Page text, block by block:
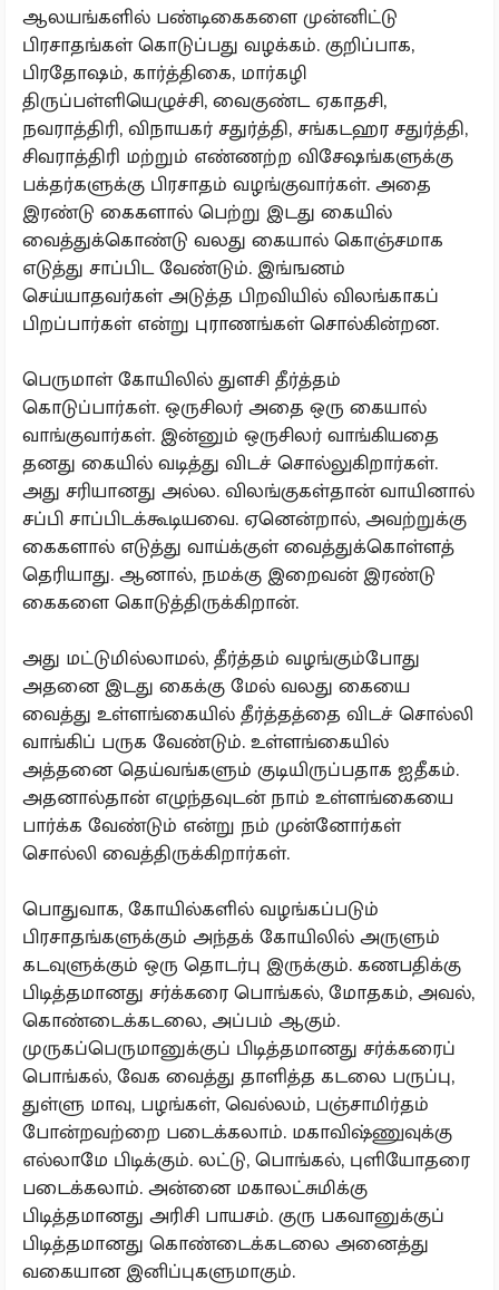
ஆலயங்களில் பண்டிகைகளை முன்னிட்டு
பிரசாதங்கள் கொடுப்பது வழக்கம். குறிப்பாக,
பிரதோஷம், கார்த்திகை, மார்கழி
திருப்பள்ளியெழுச்சி, வைகுண்ட ஏகாதசி,
நவராத்திரி, விநாயகர் சதுர்த்தி, சங்கடஹர சதுர்த்தி,
சிவராத்திரி மற்றும் எண்ணற்ற விசேஷங்களுக்கு
பக்தர்களுக்கு பிரசாதம் வழங்குவார்கள். அதை
இரண்டு கைகளால் பெற்று இடது கையில்
வைத்துக்கொண்டு வலது கையால் கொஞ்சமாக
எடுத்து சாப்பிட வேண்டும். இங்ஙனம்
செய்யாதவர்கள் அடுத்த பிறவியில் விலங்காகப்
பிறப்பார்கள் என்று புராணங்கள் சொல்கின்றன.
பெருமாள் கோயிலில் துளசி தீர்த்தம்
கொடுப்பார்கள். ஒருசிலர் அதை ஒரு கையால்
வாங்குவார்கள். இன்னும் ஒருசிலர் வாங்கியதை
தனது கையில் வடித்து விடச் சொல்லுகிறார்கள்.
அது சரியானது அல்ல. விலங்குகள்தான் வாயினால்
சப்பி சாப்பிடக்கூடியவை. ஏனென்றால், அவற்றுக்கு
கைகளால் எடுத்து வாய்க்குள் வைத்துக்கொள்ளத்
தெரியாது. ஆனால், நமக்கு இறைவன் இரண்டு
கைகளை கொடுத்திருக்கிறான்.
அது மட்டுமில்லாமல், தீர்த்தம் வழங்கும்போது
அதனை இடது கைக்கு மேல் வலது கையை
வைத்து உள்ளங்கையில் தீர்த்தத்தை விடச் சொல்லி
வாங்கிப் பருக வேண்டும். உள்ளங்கையில்
அத்தனை தெய்வங்களும் குடியிருப்பதாக ஐதீகம்.
அதனால்தான் எழுந்தவுடன் நாம் உள்ளங்கையை
பார்க்க வேண்டும் என்று நம் முன்னோர்கள்
சொல்லி வைத்திருக்கிறார்கள்.
பொதுவாக, கோயில்களில் வழங்கப்படும்
பிரசாதங்களுக்கும் அந்தக் கோயிலில் அருளும்
கடவுளுக்கும் ஒரு தொடர்பு இருக்கும். கணபதிக்கு
பிடித்தமானது சர்க்கரை பொங்கல், மோதகம், அவல்,
கொண்டைக்கடலை, அப்பம் ஆகும்.
முருகப்பெருமானுக்குப் பிடித்தமானது சர்க்கரைப்
பொங்கல், வேக வைத்து தாளித்த கடலை பருப்பு,
துள்ளு மாவு, பழங்கள், வெல்லம், பஞ்சாமிர்தம்
போன்றவற்றை படைக்கலாம். மகாவிஷ்ணுவுக்கு
எல்லாமே பிடிக்கும். லட்டு, பொங்கல், புளியோதரை
படைக்கலாம். அன்னை மகாலட்சுமிக்கு
பிடித்தமானது அரிசி பாயசம். குரு பகவானுக்குப்
பிடித்தமானது கொண்டைக்கடலை அனைத்து
வகையான இனிப்புகளுமாகும்.